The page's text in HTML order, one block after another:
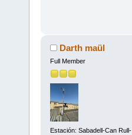
Darth maül
Full Member
Estación: Sabadell-Can Rull-